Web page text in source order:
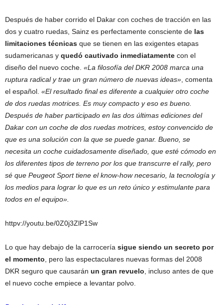
Después de haber corrido el Dakar con coches de tracción en las
dos y cuatro ruedas, Sainz es perfectamente consciente de las
limitaciones técnicas que se tienen en las exigentes etapas
sudamericanas y quedó cautivado inmediatamente con el
diseño del nuevo coche. «La filosofía del DKR 2008 marca una
ruptura radical y trae un gran número de nuevas ideas» , comenta
el español. «El resultado final es diferente a cualquier otro coche
de dos ruedas motrices. Es muy compacto y eso es bueno.
Después de haber participado en las dos últimas ediciones del
Dakar con un coche de dos ruedas motrices, estoy convencido de
que es una solución con la que se puede ganar. Bueno, se
necesita un coche cuidadosamente diseñado, que esté cómodo en
los diferentes tipos de terreno por los que transcurre el rally, pero
sé que Peugeot Sport tiene el know-how necesario, la tecnología y
los medios para lograr lo que es un reto único y estimulante para
todos en el equipo».
httpv://youtu.be/0Z0j3ZlP1Sw
Lo que hay debajo de la carrocería sigue siendo un secreto por
el momento , pero las espectaculares nuevas formas del 2008
DKR seguro que causarán un gran revuelo , incluso antes de que
el nuevo coche empiece a levantar polvo.